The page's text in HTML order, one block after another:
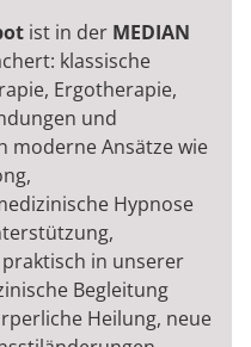
ist in der MEDIAN
klassische
Ergotherapie,
und
moderne Ansätze wie
Hypnose
in unserer
Begleitung
Heilung, neue